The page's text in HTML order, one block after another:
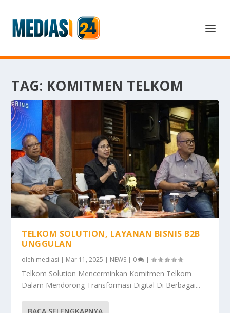
TAG: KOMITMEN TELKOM
TELKOM SOLUTION, LAYANAN BISNIS B2B
UNGGULAN
oleh mediasi | Mar 11, 2025 | NEWS | 0 |
Telkom Solution Mencerminkan Komitmen Telkom
Dalam Mendorong Transformasi Digital Di Berbagai...